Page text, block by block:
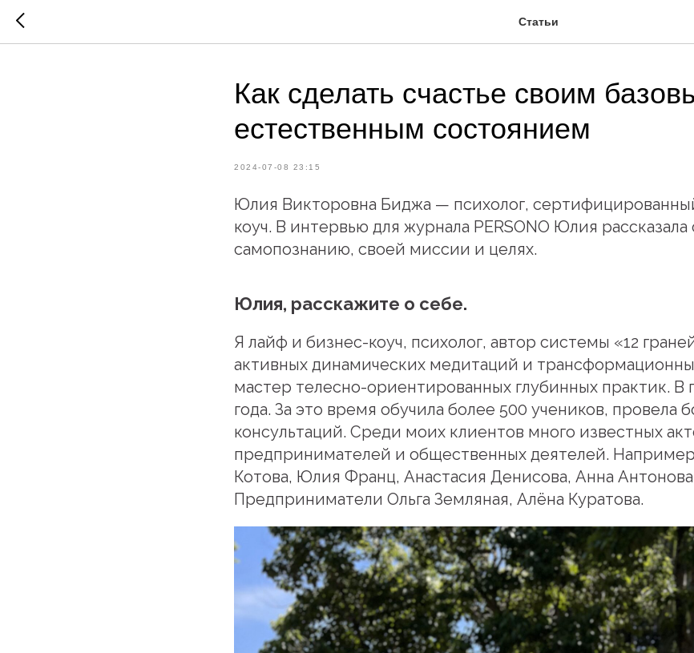
Статьи
Как сделать счастье своим
естественным состоянием
2024-07-08 23:15
Юлия Викторовна Биджа — психолог,
коуч. В интервью для журнала PERSONO Юлия
самопознанию, своей миссии и целях.
Юлия, расскажите о себе.
Я лайф и бизнес-коуч, психолог, автор системы «12
активных динамических медитаций и
мастер телесно-ориентированных глубинных практик. В
года. За это время обучила более 500 учеников, провела
консультаций. Среди моих клиентов много известных
предпринимателей и общественных деятелей.
Котова, Юлия Франц, Анастасия Денисова, Анна
Предприниматели Ольга Земляная, Алёна Куратова.